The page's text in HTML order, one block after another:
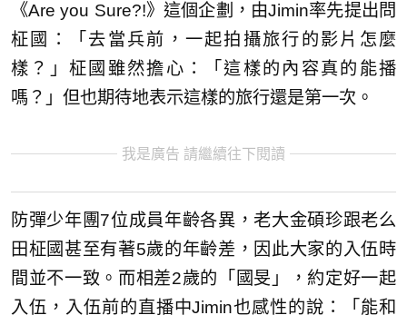
《Are you Sure?!》這個企劃，由Jimin率先提出問
柾國：「去當兵前，一起拍攝旅行的影片怎麼
樣？」柾國雖然擔心：「這樣的內容真的能播
嗎？」但也期待地表示這樣的旅行還是第一次。
我是廣告 請繼續往下閱讀
防彈少年團7位成員年齡各異，老大金碩珍跟老么
田柾國甚至有著5歲的年齡差，因此大家的入伍時
間並不一致。而相差2歲的「國旻」，約定好一起
入伍，入伍前的直播中Jimin也感性的說：「能和